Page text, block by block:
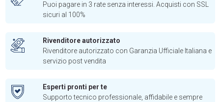
Puoi pagare in 3 rate senza interessi. Acquisti con SSL
sicuri al 100%
Rivenditore autorizzato
Rivenditore autorizzato con Garanzia Ufficiale Italiana e
servizio post vendita
Esperti pronti per te
Supporto tecnico professionale, affidabile e sempre